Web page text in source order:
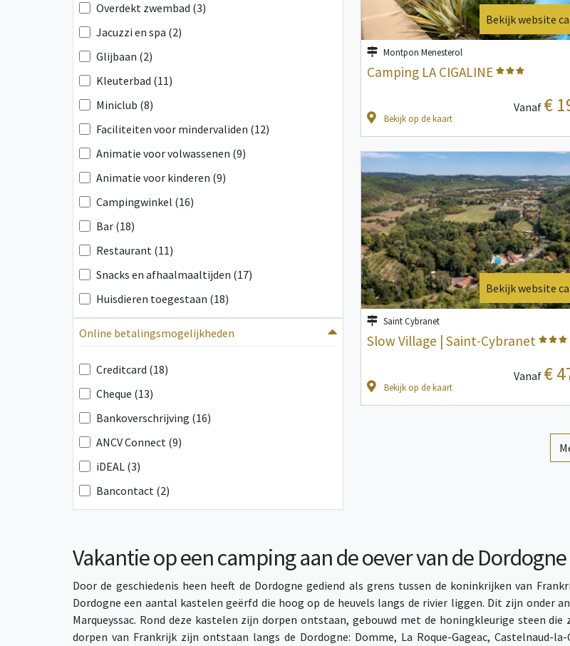
Overdekt zwembad (3)
Jacuzzi en spa (2)
Glijbaan (2)
Kleuterbad (11)
Miniclub (8)
Faciliteiten voor mindervaliden (12)
Animatie voor volwassenen (9)
Animatie voor kinderen (9)
Campingwinkel (16)
Bar (18)
Restaurant (11)
Snacks en afhaalmaaltijden (17)
Huisdieren toegestaan (18)
Online betalingsmogelijkheden
Creditcard (18)
Cheque (13)
Bankoverschrijving (16)
ANCV Connect (9)
iDEAL (3)
Bancontact (2)
Bekijk website
Montpon Menesterol
Camping LA CIGALINE
Bekijk op de kaart
Vanaf €
Bekijk website
Saint Cybranet
Slow Village | Saint-Cybranet
Bekijk op de kaart
Vanaf €
Vakantie op een camping aan de oever van de Dordogne
Door de geschiedenis heen heeft de Dordogne gediend als grens tussen de koninkrijken van
Dordogne een aantal kastelen geërfd die hoog op de heuvels langs de rivier liggen. Dit zijn onder
Marqueyssac. Rond deze kastelen zijn dorpen ontstaan, gebouwd met de honingkleurige steen
dorpen van Frankrijk zijn ontstaan langs de Dordogne: Domme, La Roque-Gageac, Castelnaud-